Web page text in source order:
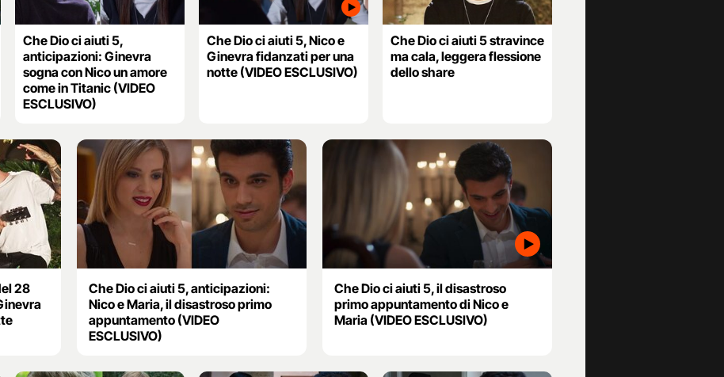
Che Dio ci aiuti 5,
anticipazioni: Ginevra
sogna con Nico un amore
come in Titanic (VIDEO
ESCLUSIVO)
Che Dio ci aiuti 5, Nico e
Ginevra fidanzati per una
notte (VIDEO ESCLUSIVO)
Che Dio ci aiuti 5 stravince
ma cala, leggera flessione
dello share
28
Che Dio ci aiuti 5, anticipazioni:
Nico e Maria, il disastroso primo
appuntamento (VIDEO
ESCLUSIVO)
Che Dio ci aiuti 5, il disastroso
primo appuntamento di Nico e
Maria (VIDEO ESCLUSIVO)